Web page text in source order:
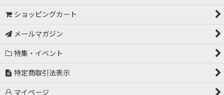
ショッピングカート
メールマガジン
特集・イベント
特定商取引法表示
マイページ